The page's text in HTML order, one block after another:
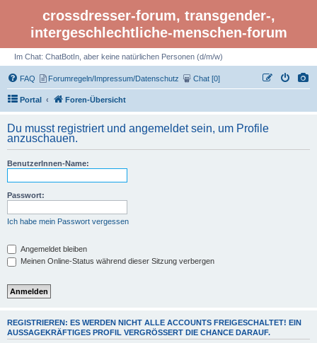
crossdresser-forum, transgender-,
intergeschlechtliche-menschen-forum
Im Chat: ChatBotIn, aber keine natürlichen Personen (d/m/w)
FAQ Forumregeln/Impressum/Datenschutz Chat [0]
Portal Foren-Übersicht
Du musst registriert und angemeldet sein, um Profile
anzuschauen.
BenutzerInnen-Name:
Passwort:
Ich habe mein Passwort vergessen
Angemeldet bleiben
Meinen Online-Status während dieser Sitzung verbergen
REGISTRIEREN: ES WERDEN NICHT ALLE ACCOUNTS FREIGESCHALTET! EIN
AUSSAGEKRÄFTIGES PROFIL VERGRÖSSERT DIE CHANCE DARAUF.